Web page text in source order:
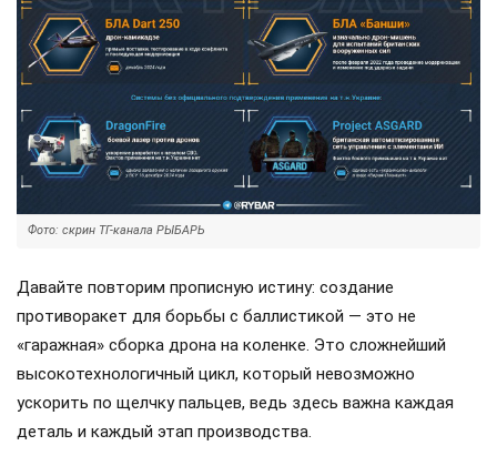
Фото: скрин ТГ-канала РЫБАРЬ
Давайте повторим прописную истину: создание
противоракет для борьбы с баллистикой — это не
«гаражная» сборка дрона на коленке. Это сложнейший
высокотехнологичный цикл, который невозможно
ускорить по щелчку пальцев, ведь здесь важна каждая
деталь и каждый этап производства.